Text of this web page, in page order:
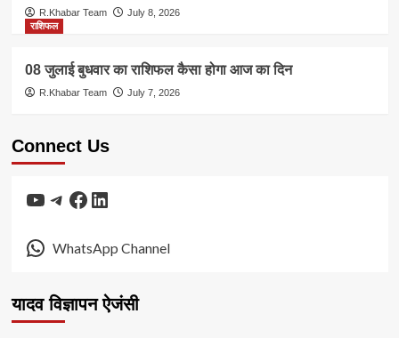
R.Khabar Team
July 8, 2026
राशिफल
08 जुलाई बुधवार का राशिफल कैसा होगा आज का दिन
R.Khabar Team July 7, 2026
Connect Us
YouTube
Telegram
Facebook
LinkedIn
WhatsApp Channel
यादव विज्ञापन ऐजंसी